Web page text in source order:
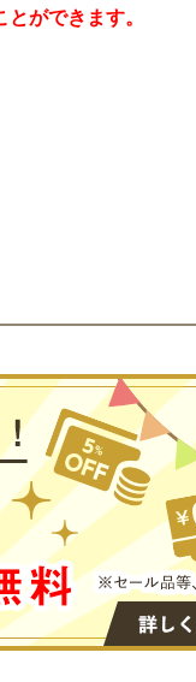
ができます。